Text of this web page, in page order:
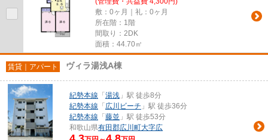
敷：0ヶ月｜礼：0ヶ月
所在階：1階
間取り：2DK
面積：44.70㎡
賃貸｜アパート ヴィラ湯浅A棟
紀勢本線 「 湯浅 」駅 徒歩8分
紀勢本線 「 広川ビーチ 」駅 徒歩36分
紀勢本線 「 藤並 」駅 徒歩53分
和歌山県有田郡広川町大字広